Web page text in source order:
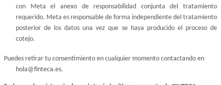
con Meta el anexo de responsabilidad conjunta del tratamiento
requerido. Meta es responsable de forma independiente del tratamiento
posterior de los datos una vez que se haya producido el proceso de
cotejo.
Puedes retirar tu consentimiento en cualquier momento contactando en
hola@finteca.es.